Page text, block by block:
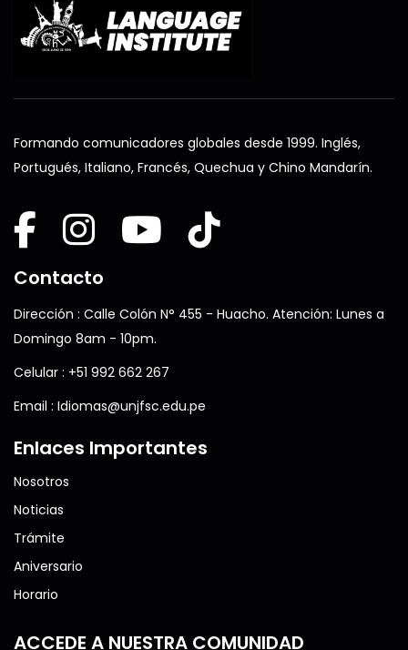
Formando comunicadores globales desde 1999. Inglés,
Portugués, Italiano, Francés, Quechua y Chino Mandarín.
Contacto
Dirección : Calle Colón N° 455 - Huacho. Atención: Lunes a
Domingo 8am - 10pm.
Celular : +51 992 662 267
Email : Idiomas@unjfsc.edu.pe
Enlaces Importantes
Nosotros
Noticias
Trámite
Aniversario
Horario
ACCEDE A NUESTRA COMUNIDAD